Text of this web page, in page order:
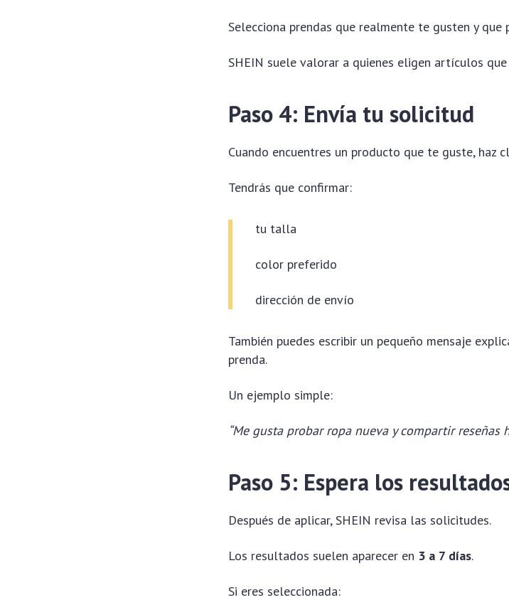
Selecciona prendas que realmente te gusten y que
SHEIN suele valorar a quienes eligen artículos
Paso 4: Envía tu solicitud
Cuando encuentres un producto que te guste, haz
Tendrás que confirmar:
tu talla
color preferido
dirección de envío
También puedes escribir un pequeño mensaje
prenda.
Un ejemplo simple:
“Me gusta probar ropa nueva y compartir reseñas
Paso 5: Espera los
Después de aplicar, SHEIN revisa las solicitudes.
Los resultados suelen aparecer en 3 a 7 días.
Si eres seleccionada: